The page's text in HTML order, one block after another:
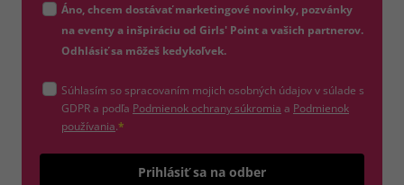
Áno, chcem dostávať marketingové novinky, pozvánky
na eventy a inšpiráciu od Girls' Point a vašich partnerov.
Odhlásiť sa môžeš kedykoľvek.
Súhlasím so spracovaním mojich osobných údajov v súlade s
GDPR a podľa Podmienok ochrany súkromia (otvorí sa v novom okne)
a Podmienok
používania(otvorí sa v novom okne)
.*
Prihlásiť sa na odber